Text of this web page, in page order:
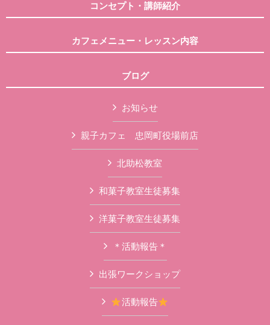
コンセプト・講師紹介
カフェメニュー・レッスン内容
ブログ
お知らせ
親子カフェ 忠岡町役場前店
北助松教室
和菓子教室生徒募集
洋菓子教室生徒募集
＊活動報告＊
出張ワークショップ
活動報告